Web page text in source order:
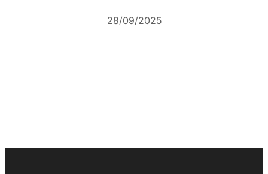
28/09/2025